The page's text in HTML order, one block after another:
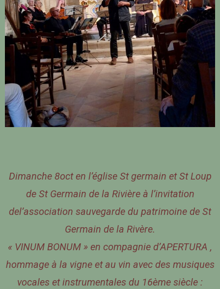
Dimanche 8oct en l’église St germain et St Loup
de St Germain de la Rivière à l’invitation
del’association sauvegarde du patrimoine de St
Germain de la Rivère.
« VINUM BONUM » en compagnie d’APERTURA ,
hommage à la vigne et au vin avec des musiques
vocales et instrumentales du 16ème siècle :